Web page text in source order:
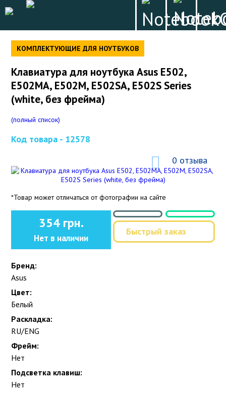
КОМПЛЕКТУЮЩИЕ ДЛЯ НОУТБУКОВ
Клавиатура для ноутбука Asus E502,
E502MA, E502M, E502SA, E502S Series
(white, без фрейма)
(полный список)
Код товара - 12578
0 отзыва
*Товар может отличаться от фотографии на сайте
354 грн.
Нет в наличии
Быстрый заказ
Бренд:
Asus
Цвет:
Белый
Раскладка:
RU/ENG
Фрейм:
Нет
Подсветка клавиш:
Нет